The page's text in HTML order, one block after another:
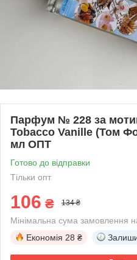
Парфум № 228 за
Tobacco Vanille (Том
мл ОПТ
Готово до відправки
Тільки опт
106 ₴ 134 ₴
Мінімальна сума замовлення
Економія 28 ₴